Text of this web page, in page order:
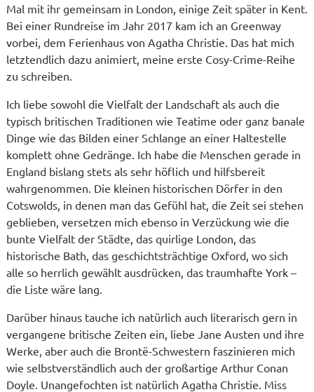
Mal mit ihr gemeinsam in London, einige Zeit später in Kent.
Bei einer Rundreise im Jahr 2017 kam ich an Greenway
vorbei, dem Ferienhaus von Agatha Christie. Das hat mich
letztendlich dazu animiert, meine erste Cosy-Crime-Reihe
zu schreiben.
Ich liebe sowohl die Vielfalt der Landschaft als auch die
typisch britischen Traditionen wie Teatime oder ganz banale
Dinge wie das Bilden einer Schlange an einer Haltestelle
komplett ohne Gedränge. Ich habe die Menschen gerade in
England bislang stets als sehr höflich und hilfsbereit
wahrgenommen. Die kleinen historischen Dörfer in den
Cotswolds, in denen man das Gefühl hat, die Zeit sei stehen
geblieben, versetzen mich ebenso in Verzückung wie die
bunte Vielfalt der Städte, das quirlige London, das
historische Bath, das geschichtsträchtige Oxford, wo sich
alle so herrlich gewählt ausdrücken, das traumhafte York –
die Liste wäre lang.
Darüber hinaus tauche ich natürlich auch literarisch gern in
vergangene britische Zeiten ein, liebe Jane Austen und ihre
Werke, aber auch die Brontë-Schwestern faszinieren mich
wie selbstverständlich auch der großartige Arthur Conan
Doyle. Unangefochten ist natürlich Agatha Christie. Miss